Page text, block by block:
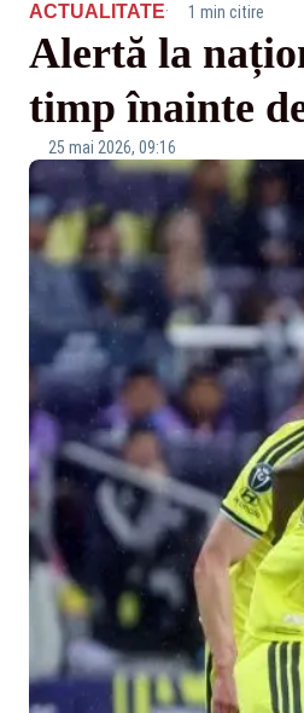
ACTUALITATE· 1 min citire
Alertă la
timp înainte
25 mai 2026, 09:16